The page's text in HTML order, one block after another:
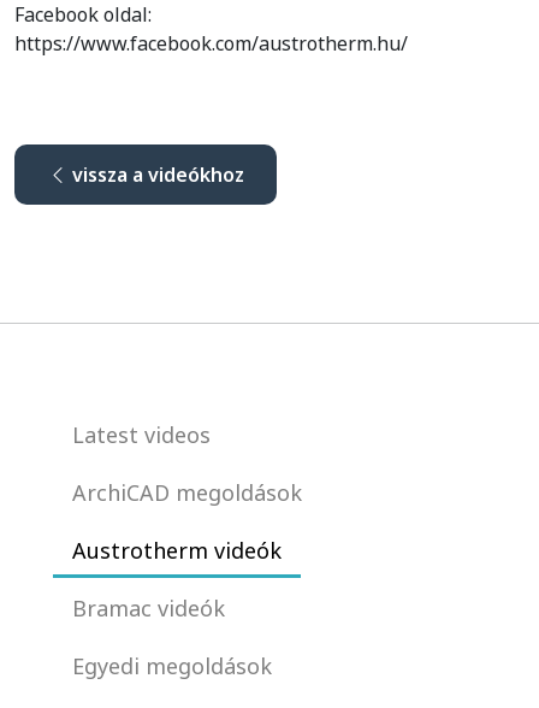
Facebook oldal:
https://www.facebook.com/austrotherm.hu/
vissza a videókhoz
Latest videos
ArchiCAD megoldások
Austrotherm videók
Bramac videók
Egyedi megoldások